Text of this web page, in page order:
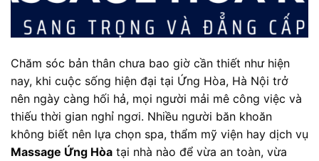
Chăm sóc bản thân chưa bao giờ cần thiết như hiện
nay, khi cuộc sống hiện đại tại Ứng Hòa, Hà Nội trở
nên ngày càng hối hả, mọi người mải mê công việc và
thiếu thời gian nghỉ ngơi. Nhiều người băn khoăn
không biết nên lựa chọn spa, thẩm mỹ viện hay dịch vụ
Massage Ứng Hòa tại nhà nào để vừa an toàn, vừa